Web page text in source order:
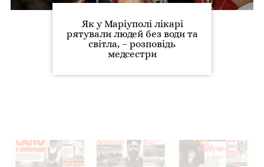
Як у Маріуполі лікарі
рятували людей без води та
світла, – розповідь
медсестри